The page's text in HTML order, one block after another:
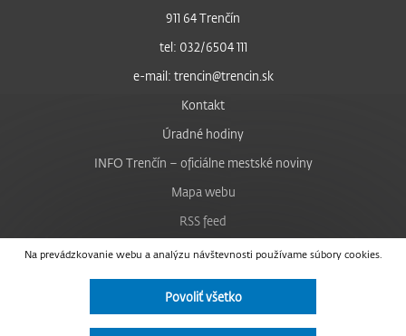
Na prevádzkovanie webu a analýzu návštevnosti používame súbory cookies.
Povoliť všetko
911 64 Trenčín
tel: 032/6504 111
e-mail: trencin@trencin.sk
Kontakt
Úradné hodiny
INFO Trenčín – oficiálne mestské noviny
Mapa webu
RSS feed
Nastavenie cookies
Facebook